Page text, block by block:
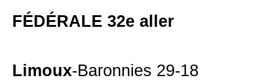
FÉDÉRALE 32e aller
Limoux-Baronnies 29-18